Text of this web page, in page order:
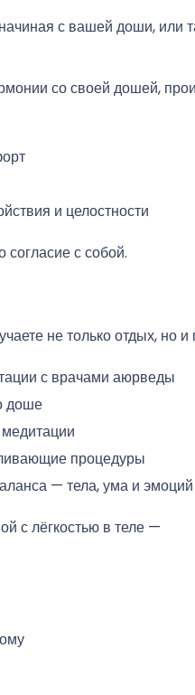
с вашей доши, или
со своей дошей,
и целостности
с собой.
не только отдых, но
с врачами аюрведы
доше
процедуры
— тела, ума и эмоций
с лёгкостью в теле —